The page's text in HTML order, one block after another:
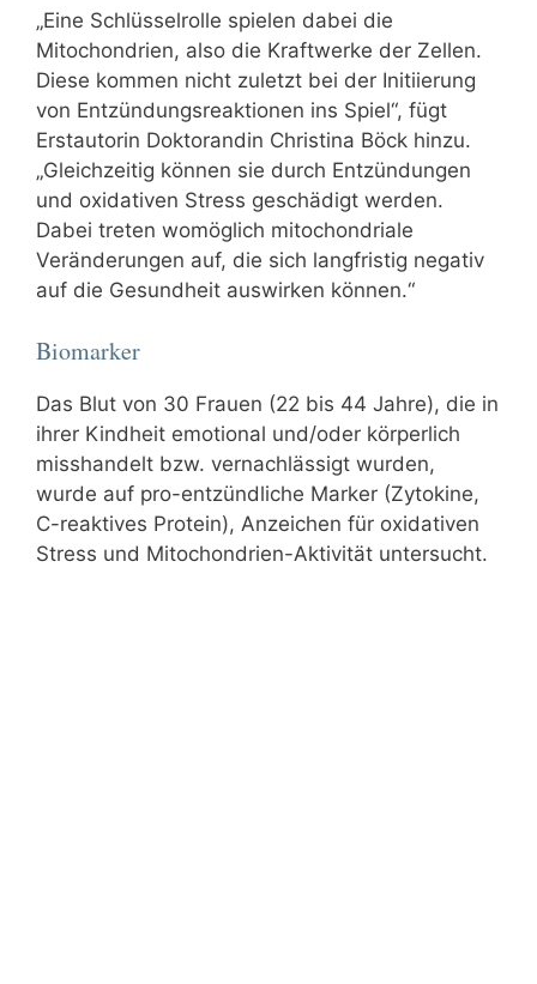
„Eine Schlüsselrolle spielen dabei die
Mitochondrien, also die Kraftwerke der Zellen.
Diese kommen nicht zuletzt bei der Initiierung
von Entzündungsreaktionen ins Spiel“, fügt
Erstautorin Doktorandin Christina Böck hinzu.
„Gleichzeitig können sie durch Entzündungen
und oxidativen Stress geschädigt werden.
Dabei treten womöglich mitochondriale
Veränderungen auf, die sich langfristig negativ
auf die Gesundheit auswirken können.“
Biomarker
Das Blut von 30 Frauen (22 bis 44 Jahre), die in
ihrer Kindheit emotional und/oder körperlich
misshandelt bzw. vernachlässigt wurden,
wurde auf pro-entzündliche Marker (Zytokine,
C-reaktives Protein), Anzeichen für oxidativen
Stress und Mitochondrien-Aktivität untersucht.